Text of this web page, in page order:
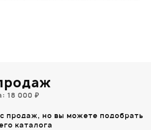
18 000 ₽
продаж, но вы можете подобрать
каталога